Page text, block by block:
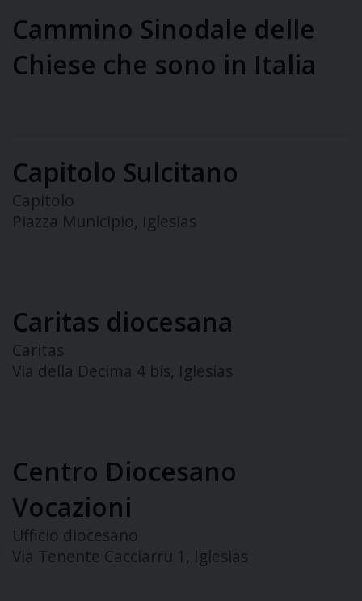
Cammino Sinodale delle
Chiese che sono in Italia
Capitolo Sulcitano
Capitolo
Piazza Municipio, Iglesias
Caritas diocesana
Caritas
Via della Decima 4 bis, Iglesias
Centro Diocesano
Vocazioni
Ufficio diocesano
Via Tenente Cacciarru 1, Iglesias